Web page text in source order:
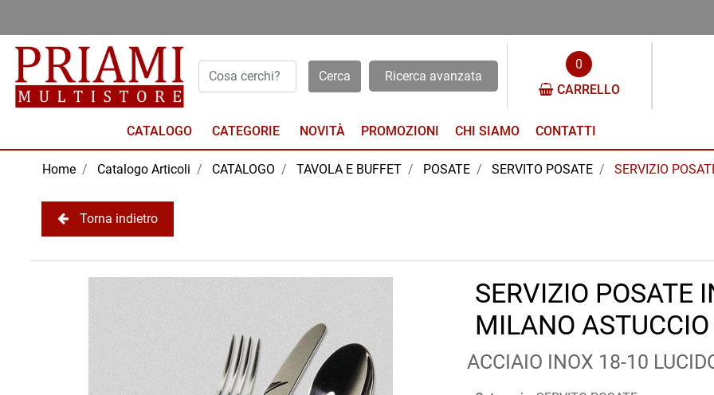
Ricerca avanzata
0
CARRELLO
CATALOGO Open menu
NOVITÀ PROMOZIONI CHI SIAMO CONTATTI
Home Catalogo Articoli CATALOGO TAVOLA E BUFFET POSATE SERVITO POSATE SERVIZIO
Torna indietro
SERVIZIO POSATE
MILANO ASTUCCIO
ACCIAIO INOX 18-10